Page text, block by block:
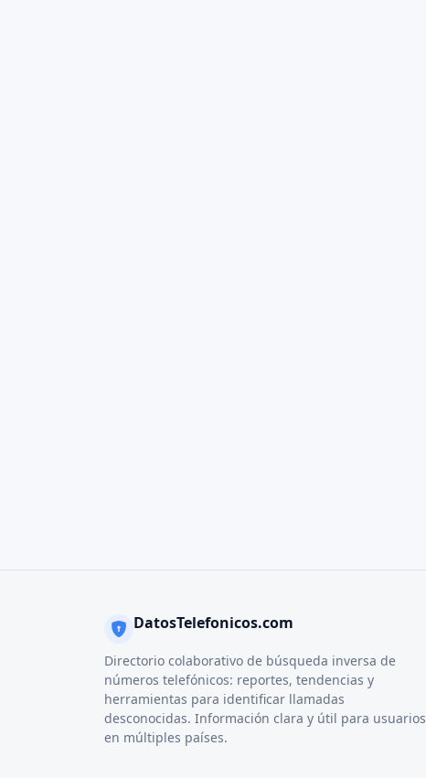
DatosTelefonicos.com
Directorio colaborativo de búsqueda inversa de
números telefónicos: reportes, tendencias y
herramientas para identificar llamadas
desconocidas. Información clara y útil para usuarios
en múltiples países.